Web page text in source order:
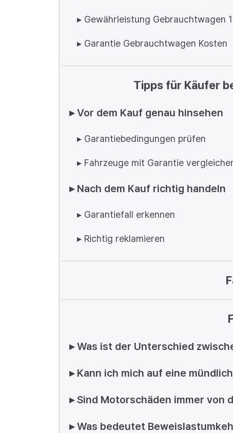
▸ Gewährleistung Gebrauchtwagen
▸ Garantie Gebrauchtwagen Kosten
Tipps für Käufer
▸ Vor dem Kauf genau hinsehen
▸ Garantiebedingungen prüfen
▸ Fahrzeuge mit Garantie
▸ Nach dem Kauf richtig handeln
▸ Garantiefall erkennen
▸ Richtig reklamieren
▸ Was ist der Unterschied
▸ Kann ich mich auf eine
▸ Sind Motorschäden immer von
▸ Was bedeutet